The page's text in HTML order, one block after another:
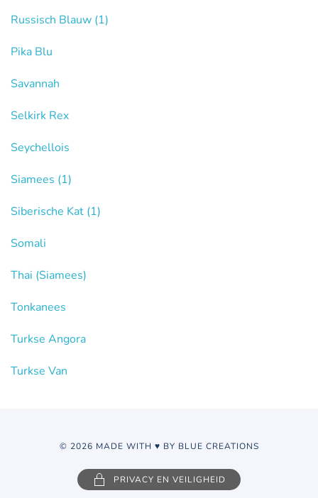
Russisch Blauw (1)
Pika Blu
Savannah
Selkirk Rex
Seychellois
Siamees (1)
Siberische Kat (1)
Somali
Thai (Siamees)
Tonkanees
Turkse Angora
Turkse Van
© 2026 MADE WITH ♥ BY BLUE CREATIONS
PRIVACY EN VEILIGHEID